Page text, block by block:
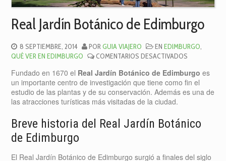
Real Jardín Botánico de Edimburgo
8 SEPTIEMBRE, 2014 PORGUIA VIAJERO ENEDIMBURGO,
QUÉ VER EN EDIMBURGO
COMENTARIOS DESACTIVADOS
JARDÍN
BOTÁNICO
DE
Fundado en 1670 el Real Jardín Botánico de Edimburgo es
un importante centro de investigación que tiene como fin el
estudio de las plantas y de su conservación. Además es una de
las atracciones turísticas más visitadas de la ciudad.
Breve historia del Real Jardín Botánico
de Edimburgo
El Real Jardín Botánico de Edimburgo surgió a finales del siglo